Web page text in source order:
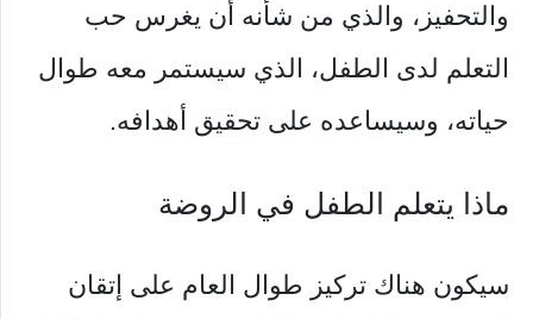
والتحفيز، والذي من شأنه أن يغرس حب
التعلم لدى الطفل، الذي سيستمر معه طوال
حياته، وسيساعده على تحقيق أهدافه.
ماذا يتعلم الطفل في الروضة
سيكون هناك تركيز طوال العام على إتقان